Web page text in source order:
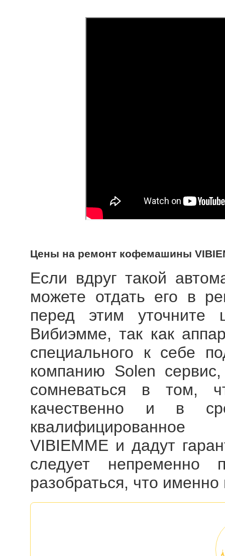
Цены на ремонт кофемашины
Если вдруг такой
можете отдать его в
перед этим
Вибиэмме, так как
специального к себе
компанию Solen
сомневаться в том,
качественно и в
VIBIEMME и дадут
следует непременно
разобраться, что